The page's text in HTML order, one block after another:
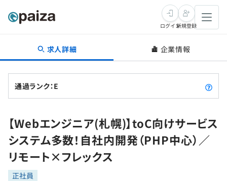
転職・キャリア
転職成功ガイド
転職エージェント
インタビュー
転職成功ガイド
新卒就活
求人検索
本選考
インターン
学習
問題集
プログラミング言語
ゲーム・マンガ
ログイン新規登録
求人詳細 企業情報
通過ランク：E
【Webエンジニア(札幌)】toC向けサービス
システム多数！自社内開発（PHP中心）／
リモート×フレックス
正社員